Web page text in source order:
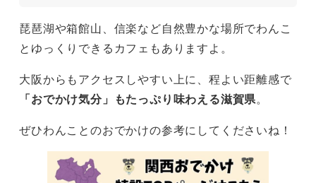
琵琶湖や箱館山、信楽など自然豊かな場所でわんこ
とゆっくりできるカフェもありますよ。
大阪からもアクセスしやすい上に、程よい距離感で
「おでかけ気分」もたっぷり味わえる滋賀県。
ぜひわんことのおでかけの参考にしてくださいね！